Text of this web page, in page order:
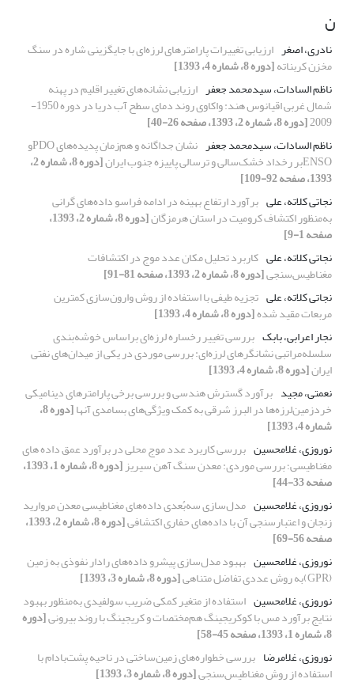
ن
نادری، اصغر ارزیابی تغییرات پارامترهای لرزه‌‌ای با جایگزینی شاره‌‌ در سنگ
مخزن کربناته[دوره 8، شماره 4، 1393]
ناظم السادات، سیدمحمد جعفر ارزیابی نشانه‌های تغییر اقلیم در پهنه
شمال غربی اقیانوس هند: واکاوی روند دمای سطح آب دریا در دوره 1950-
2009[دوره 8، شماره 2، 1393، صفحه 26-40]
ناظم السادات، سیدمحمد جعفر
نشان جداگانه و هم‌زمان پدیده‌های PDOو
ENSOبر رخداد خشک‌سالی و ترسالی پاییزه جنوب ایران [دوره 8، شماره 2،
1393، صفحه 92-109]
نجاتی کلاته، علی برآورد ارتفاع بهینه در ادامه فراسو داده‌های گرانی
به‌‌منظور اکتشاف کرومیت در استان هرمزگان [دوره 8، شماره 2، 1393،
صفحه 1-9]
نجاتی کلاته، علی کاربرد تحلیل مکان عدد موج در اکتشافات
مغناطیس‌سنجی[دوره 8، شماره 2، 1393، صفحه 81-91]
نجاتی کلاته، علی تجزیه طیفی با استفاده از روش وارون‌سازی کمترین
مربعات مقید شده[دوره 8، شماره 4، 1393]
نجار اعرابی، بابک بررسی تغییر رخساره لرزه‌ای براساس خوشه‌بندی
سلسله‌مراتبی نشانگرهای لرزه‌ای: بررسی موردی در یکی از میدان‌های نفتی
ایران[دوره 8، شماره 4، 1393]
نعمتی، مجید برآورد گسترش هندسی و بررسی برخی پارامترهای دینامیکی
خردزمین‌لرزه‌‌ها در البرز شرقی به کمک ویژگی‌های بسامدی آنها [دوره 8،
شماره 4، 1393]
نوروزی، غلامحسین بررسی کاربرد عدد موج محلی در برآورد عمق داده های
مغناطیسی؛ بررسی موردی: معدن سنگ آهن سیریز [دوره 8، شماره 1، 1393،
صفحه 33-44]
نوروزی، غلامحسین مدل‌سازی سه‌بُعدی داده‌های مغناطیسی معدن مروارید
زنجان و اعتبارسنجی آن با داده‌های حفاری اکتشافی [دوره 8، شماره 2، 1393،
صفحه 56-69]
نوروزی، غلامحسین بهبود مدل‌سازی پیشرو داده‌‌‌های رادار نفوذی به زمین
(GPR)به روش عددی تفاضل متناهی
[دوره 8، شماره 3، 1393]
نوروزی، غلامحسین استفاده از متغیر کمکی ضریب سولفیدی به‌منظور بهبود
نتایج برآورد مس با کوکریجینگ هم‌مختصات و کریجینگ با روند بیرونی[دوره
8، شماره 1، 1393، صفحه 45-58]
نوروزی، غلامرضا بررسی خطواره‌های زمین‌ساختی در ناحیه پشت‌بادام با
استفاده از روش مغناطیس‌سنجی[دوره 8، شماره 3، 1393]